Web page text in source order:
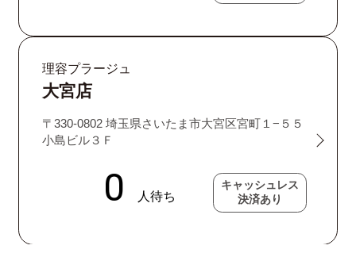
理容プラージュ
大宮店
〒330-0802 埼玉県さいたま市大宮区宮町１−５５
小島ビル３Ｆ
キャッシュレス
決済あり